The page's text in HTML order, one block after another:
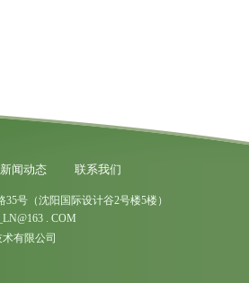
新闻动态 联系我们
号（沈阳国际设计谷2号楼5楼）
. COM
有限公司